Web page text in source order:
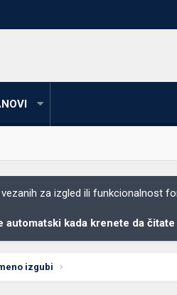
za izgled ili funkcionalnost
automatski kada krenete da
izgubi